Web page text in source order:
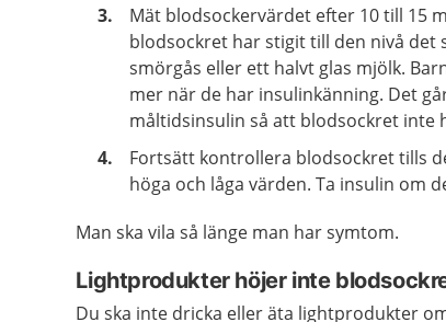
Mät blodsockervärdet efter 10 till 15
blodsockret har stigit till den nivå det
smörgås eller ett halvt glas mjölk.
mer när de har insulinkänning. Det
måltidsinsulin så att blodsockret inte
Fortsätt kontrollera blodsockret tills
höga och låga värden. Ta insulin om
Man ska vila så länge man har symtom.
Lightprodukter höjer inte
Du ska inte dricka eller äta lightprodukter